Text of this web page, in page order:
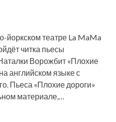
йоркском театре La MaMa
читка пьесы
Ворожбит «Плохие
английском языке с
Пьеса «Плохие дороги»
материале,…